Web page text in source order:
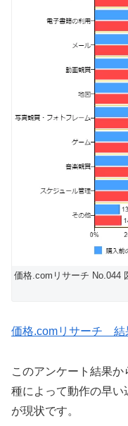
価格.comリサーチ No.044
価格.comリサーチ 結
このアンケート結果
種によって動作の早
が現状です。